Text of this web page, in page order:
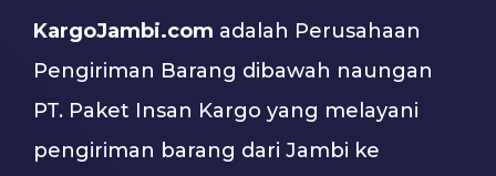
KargoJambi.com adalah Perusahaan
Pengiriman Barang dibawah naungan
PT. Paket Insan Kargo yang melayani
pengiriman barang dari Jambi ke